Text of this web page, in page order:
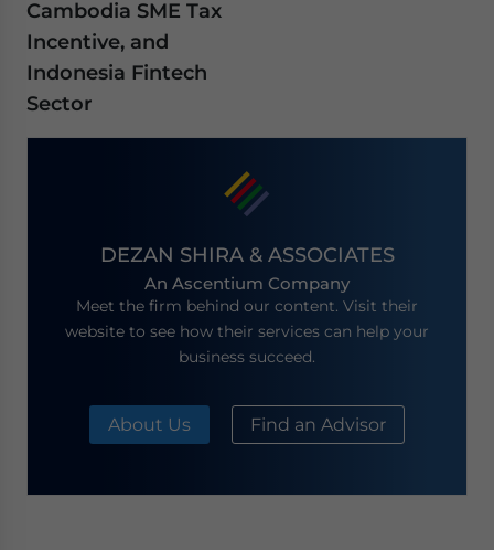
Cambodia SME Tax
Incentive, and
Indonesia Fintech
Sector
DEZAN SHIRA & ASSOCIATES
An Ascentium Company
Meet the firm behind our content. Visit their
website to see how their services can help your
business succeed.
About Us Find an Advisor